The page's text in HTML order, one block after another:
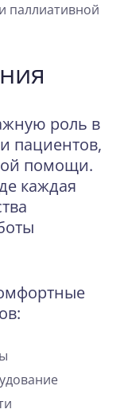
паллиативной
роль в
пациентов,
помощи.
каждая